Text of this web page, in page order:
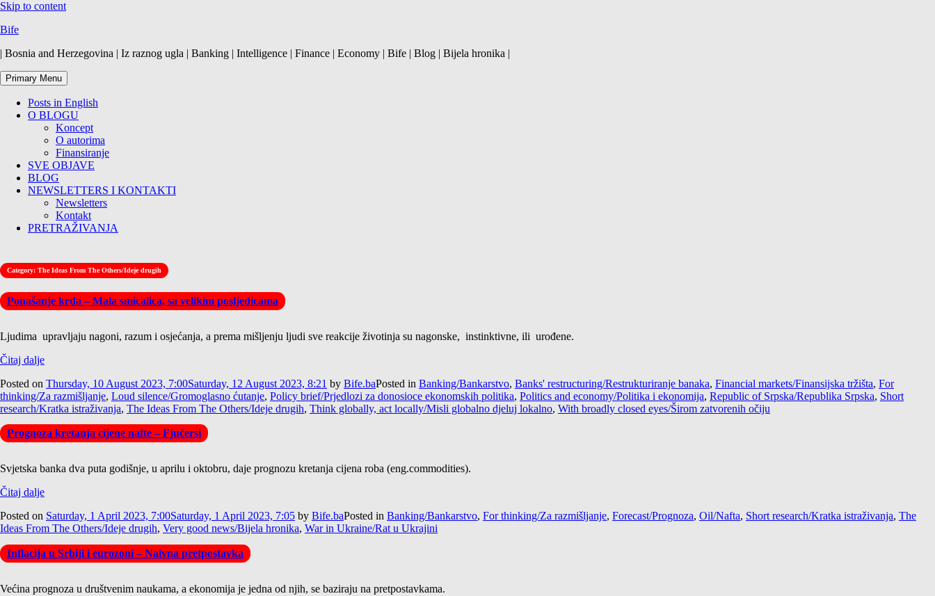
Skip to content
Bife
| Bosnia and Herzegovina | Iz raznog ugla | Banking | Intelligence | Finance | Economy | Bife | Blog | Bijela hronika |
Primary Menu
Posts in English
O BLOGU
Koncept
O autorima
Finansiranje
SVE OBJAVE
BLOG
NEWSLETTERS I KONTAKTI
Newsletters
Kontakt
PRETRAŽIVANJA
Category: The Ideas From The Others/Ideje drugih
Ponašanje krda – Mala smicalica, sa velikim posljedicama
Ljudima upravljaju nagoni, razum i osjećanja, a prema mišljenju ljudi sve reakcije životinja su nagonske, instinktivne, ili urođene.
Čitaj dalje
Posted on Thursday, 10 August 2023, 7:00Saturday, 12 August 2023, 8:21 by Bife.baPosted in Banking/Bankarstvo, Banks' restructuring/Restrukturiranje banaka, Financial markets/Finansijska tržišta, For
thinking/Za razmišljanje, Loud silence/Gromoglasno ćutanje, Policy brief/Prjedlozi za donosioce ekonomskih politika, Politics and economy/Politika i ekonomija, Republic of Srpska/Republika Srpska, Short
research/Kratka istraživanja, The Ideas From The Others/Ideje drugih, Think globally, act locally/Misli globalno djeluj lokalno, With broadly closed eyes/Širom zatvorenih očiju
Prognoza kretanja cijene nafte – Fjučersi
Svjetska banka dva puta godišnje, u aprilu i oktobru, daje prognozu kretanja cijena roba (eng.commodities).
Čitaj dalje
Posted on Saturday, 1 April 2023, 7:00Saturday, 1 April 2023, 7:05 by Bife.baPosted in Banking/Bankarstvo, For thinking/Za razmišljanje, Forecast/Prognoza, Oil/Nafta, Short research/Kratka istraživanja, The
Ideas From The Others/Ideje drugih, Very good news/Bijela hronika, War in Ukraine/Rat u Ukrajini
Inflacija u Srbiji i eurozoni – Naivna pretpostavka
Većina prognoza u društvenim naukama, a ekonomija je jedna od njih, se baziraju na pretpostavkama.